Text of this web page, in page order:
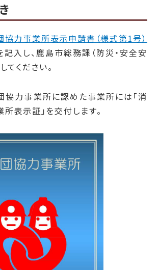
力事業所表示申請書（様式第1号）
入し、鹿島市総務課（防災・安全安
てください。
協力事業所に認めた事業所には「消
表示証」を交付します。